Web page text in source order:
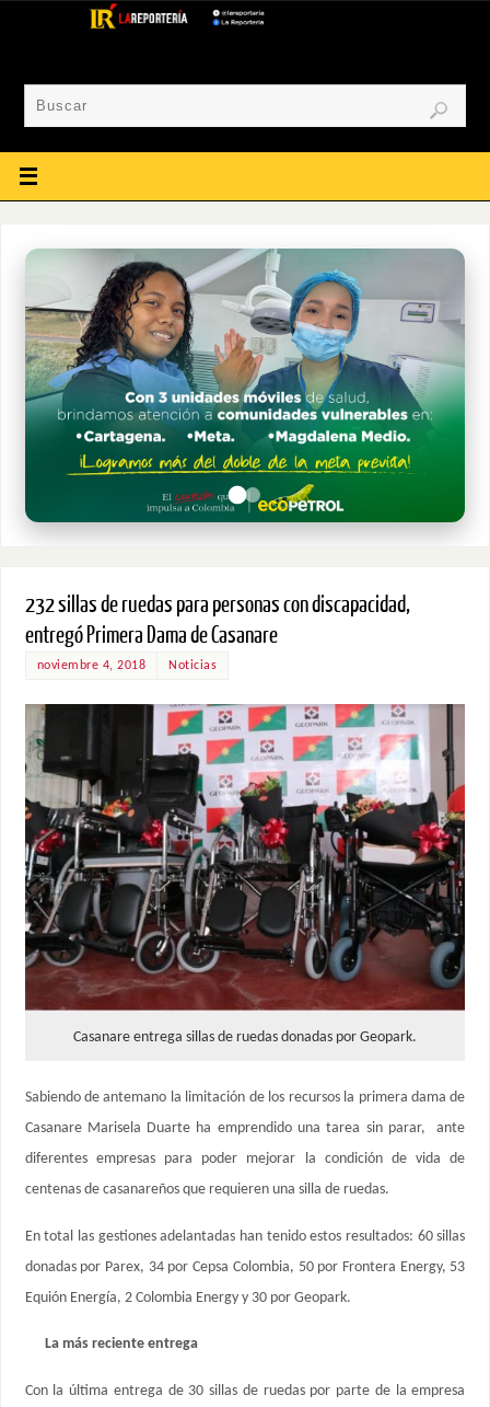
232 sillas de ruedas para personas con discapacidad,
entregó Primera Dama de Casanare
noviembre 4, 2018 Noticias
Casanare entrega sillas de ruedas donadas por Geopark.
Sabiendo de antemano la limitación de los recursos la primera dama de
Casanare Marisela Duarte ha emprendido una tarea sin parar, ante
diferentes empresas para poder mejorar la condición de vida de
centenas de casanareños que requieren una silla de ruedas.
En total las gestiones adelantadas han tenido estos resultados: 60 sillas
donadas por Parex, 34 por Cepsa Colombia, 50 por Frontera Energy, 53
Equión Energía, 2 Colombia Energy y 30 por Geopark.
La más reciente entrega
Con la última entrega de 30 sillas de ruedas por parte de la empresa